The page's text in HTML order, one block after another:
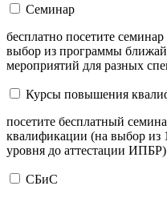
Семинар
бесплатно посетите
выбор из программы
мероприятий для разных
Курсы повышения
посетите бесплатный
квалификации (на выбор из
уровня до аттестации ИПБР)
СБиС